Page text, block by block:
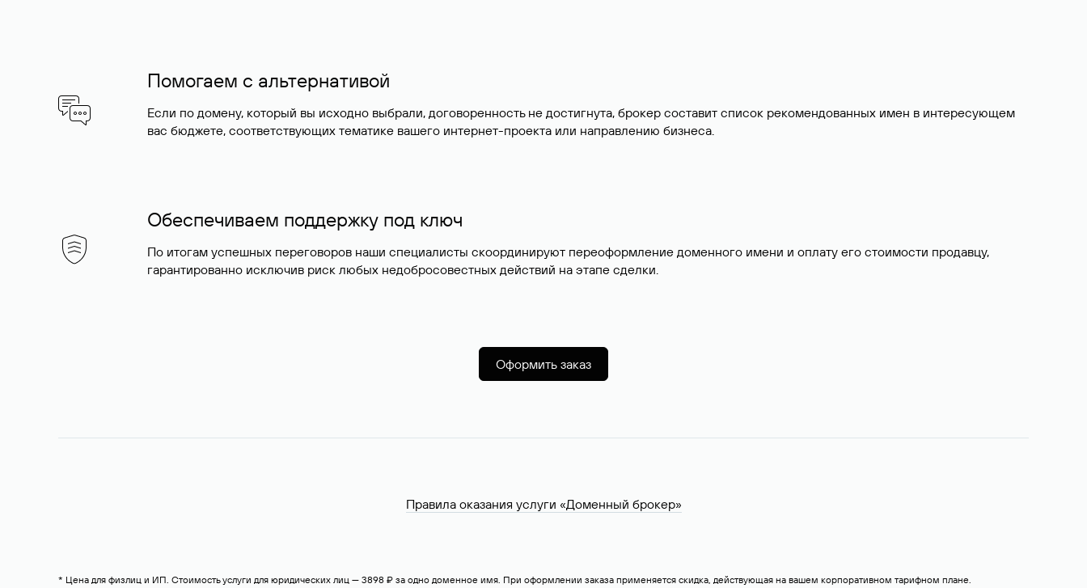
Помогаем с альтернативой
Если по домену, который вы исходно выбрали, договоренность не достигнута, брокер составит список рекомендованных имен в интересующем
вас бюджете, соответствующих тематике вашего интернет-проекта или направлению бизнеса.
Обеспечиваем поддержку под ключ
По итогам успешных переговоров наши специалисты скоординируют переоформление доменного имени и оплату его стоимости продавцу,
гарантированно исключив риск любых недобросовестных действий на этапе сделки.
Оформить заказ
Правила оказания услуги «Доменный брокер»
* Цена для физлиц и ИП. Стоимость услуги для юридических лиц — 3898 ₽ за одно доменное имя. При оформлении заказа применяется скидка, действующая на вашем корпоративном тарифном плане.